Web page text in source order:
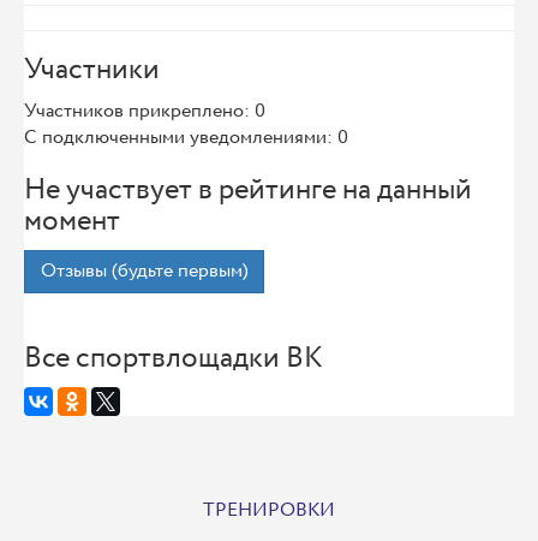
Участники
Участников прикреплено: 0
С подключенными уведомлениями: 0
Не участвует в рейтинге на данный
момент
Отзывы (будьте первым)
Все спортвлощадки ВК
ТРЕНИРОВКИ